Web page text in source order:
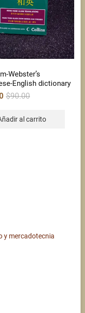
Webster’s
English dictionary
$90.00
al carrito
y mercadotecnia